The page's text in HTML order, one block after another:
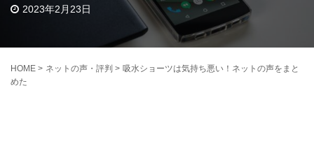
2023年2月23日
HOME > ネットの声・評判 > 吸水ショーツは気持ち悪い！ネットの声をまと
めた